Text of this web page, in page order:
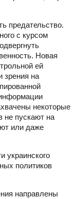
предательство.
с курсом
Новая
ей
зрения на
некоторые
не пускают на
или даже
украинского
политиков
направлены